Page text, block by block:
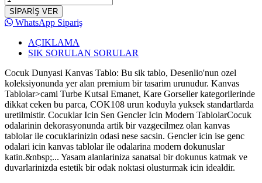
SİPARİŞ VER
WhatsApp Sipariş
AÇIKLAMA
SIK SORULAN SORULAR
Cocuk Dunyasi Kanvas Tablo: Bu sik tablo, Desenlio'nun ozel
koleksiyonunda yer alan premium bir tasarim urunudur. Kanvas
Tablolar>cami Turbe Kutsal Emanet, Kare Gorseller kategorilerinde
dikkat ceken bu parca, COK108 urun koduyla yuksek standartlarda
uretilmistir. Cocuklar Icin Sen Gencler Icin Modern TablolarCocuk
odalarinin dekorasyonunda artik bir vazgecilmez olan kanvas
tablolar ile cocuklarinizin odasi nese sacsin. Gencler icin ise genc
odalari icin kanvas tablolar ile odalarina modern dokunuslar
katin.&nbsp;... Yasam alanlariniza sanatsal bir dokunus katmak ve
duvarlarinizda estetik bir odak noktasi olusturmak icin idealdir.